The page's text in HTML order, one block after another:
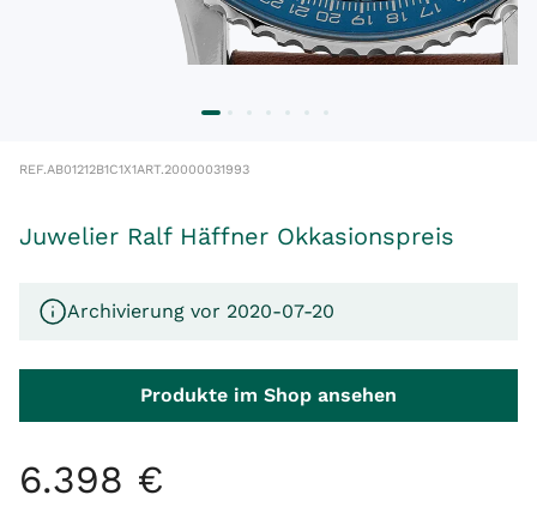
REF.AB01212B1C1X1ART.20000031993
Juwelier Ralf Häffner Okkasionspreis
Archivierung vor 2020-07-20
Produkte im Shop ansehen
6.398 €